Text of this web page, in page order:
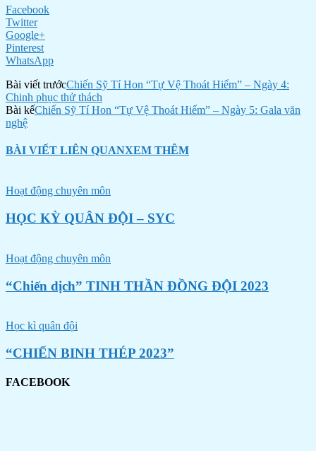
Facebook
Twitter
Google+
Pinterest
WhatsApp
Bài viết trướcChiến Sỹ Tí Hon “Tự Vệ Thoát Hiểm” – Ngày 4:
Chinh phục thử thách
Bài kếChiến Sỹ Tí Hon “Tự Vệ Thoát Hiểm” – Ngày 5: Gala văn
nghệ
BÀI VIẾT LIÊN QUANXEM THÊM
Hoạt động chuyên môn
HỌC KỲ QUÂN ĐỘI – SYC
Hoạt động chuyên môn
“Chiến dịch” TINH THẦN ĐỒNG ĐỘI 2023
Học kì quân đội
“CHIẾN BINH THÉP 2023”
FACEBOOK